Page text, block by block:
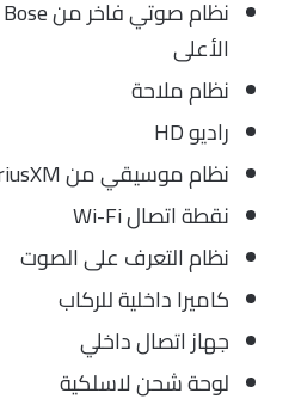
الأعلى
نظام ملاحة
راديو HD
نظام موسيقي من SiriusXM
نقطة اتصال Wi-Fi
نظام التعرف على الصوت
كاميرا داخلية للركاب
جهاز اتصال داخلي
لوحة شحن لاسلكية